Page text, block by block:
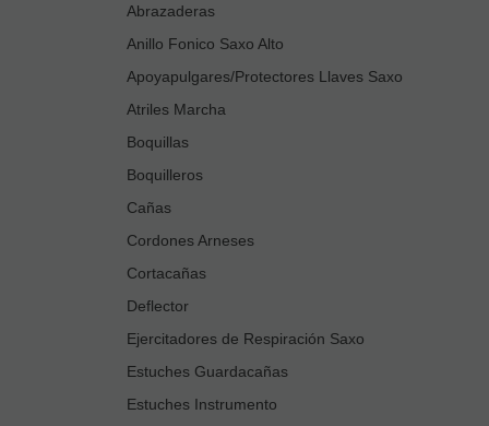
Abrazaderas
Anillo Fonico Saxo Alto
Apoyapulgares/Protectores Llaves Saxo
Atriles Marcha
Boquillas
Boquilleros
Cañas
Cordones Arneses
Cortacañas
Deflector
Ejercitadores de Respiración Saxo
Estuches Guardacañas
Estuches Instrumento